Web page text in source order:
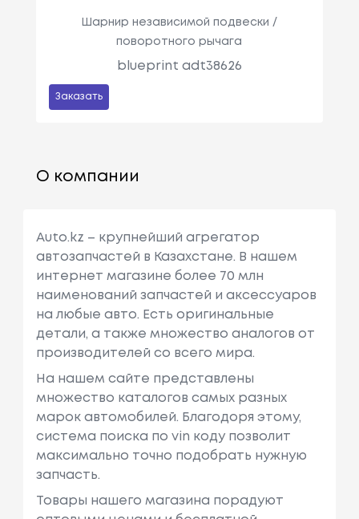
Шарнир независимой подвески /
поворотного рычага
blueprint adt38626
Заказать
О компании
Auto.kz – крупнейший агрегатор
автозапчастей в Казахстане. В нашем
интернет магазине более 70 млн
наименований запчастей и аксессуаров
на любые авто. Есть оригинальные
детали, а также множество аналогов от
производителей со всего мира.
На нашем сайте представлены
множество каталогов самых разных
марок автомобилей. Благодоря этому,
система поиска по vin коду позволит
максимально точно подобрать нужную
запчасть.
Товары нашего магазина порадуют